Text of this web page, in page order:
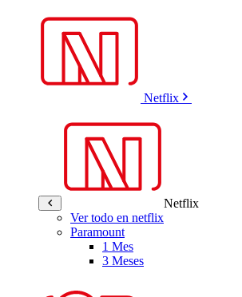
Netflix
Netflix
Ver todo en netflix
Paramount
1 Mes
3 Meses